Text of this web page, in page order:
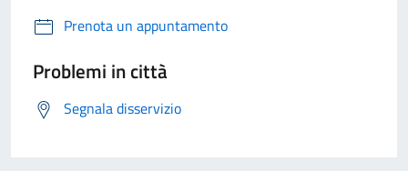
Prenota un appuntamento
Problemi in città
Segnala disservizio